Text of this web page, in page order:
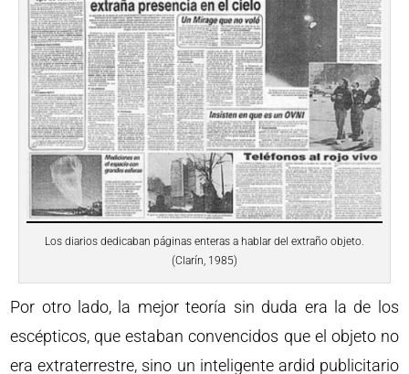
Los diarios dedicaban páginas enteras a hablar del extraño objeto.
(Clarín, 1985)
Por otro lado, la mejor teoría sin duda era la de los
escépticos, que estaban convencidos que el objeto no
era extraterrestre, sino un inteligente ardid publicitario